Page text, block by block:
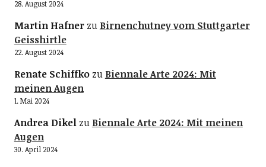
28. August 2024
Martin Hafnerzu Birnenchutney vom Stuttgarter
Geisshirtle
22. August 2024
Renate Schiffkozu Biennale Arte 2024: Mit
meinen Augen
1. Mai 2024
Andrea Dikelzu Biennale Arte 2024: Mit meinen
Augen
30. April 2024